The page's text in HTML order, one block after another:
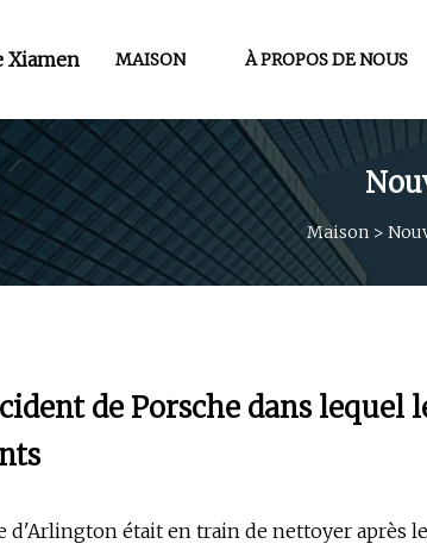
Xiamen MAISON À PROPOS DE NOUS
Maison >
de Porsche dans lequel
d'Arlington était en train de nettoyer après